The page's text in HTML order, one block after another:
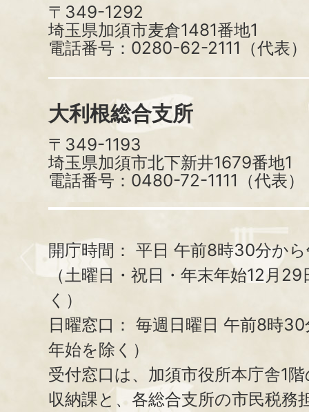
〒349-1292
埼玉県加須市麦倉1481番地1
電話番号：0280-62-2111（代表）
大利根総合支所
〒349-1193
埼玉県加須市北下新井1679番地1
電話番号：0480-72-1111（代表）
開庁時間： 平日 午前8時30分か
（土曜日・祝日・年末年始12月
く）
日曜窓口： 毎週日曜日 午前8時
年始を除く）
受付窓口は、加須市役所本庁舎1
収納課と、 各総合支所の市民税務